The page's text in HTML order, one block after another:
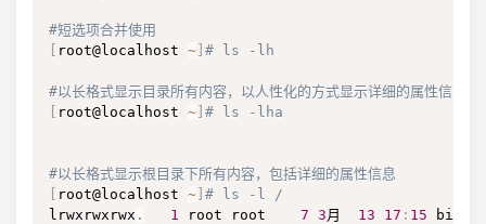
#短选项合并使用
root@localhost ~ # ls -lh
#以长格式显示目录所有内容，以人性化的方式显示详细的属性信息，
root@localhost ~ # ls -lha
#以长格式显示根目录下所有内容，包括详细的属性信息
root@localhost ~ # ls -l /
lrwxrwxrwx . 1 root root 7 3月 13 17 : 15 bin